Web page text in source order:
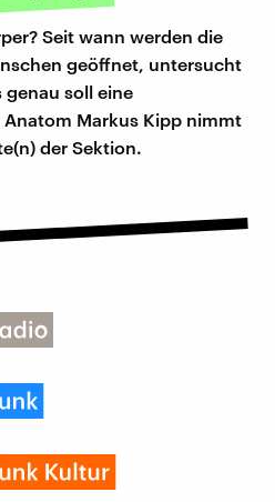
Seit wann werden die
geöffnet, untersucht
soll eine
Anatom Markus Kipp nimmt
der Sektion.